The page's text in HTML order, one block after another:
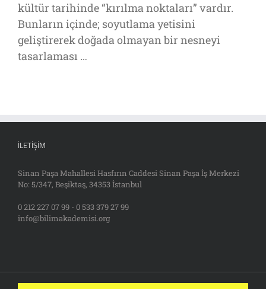
kültür tarihinde “kırılma noktaları” vardır.
Bunların içinde; soyutlama yetisini
geliştirerek doğada olmayan bir nesneyi
tasarlaması …
İLETIŞIM
Sinan Paşa Mahallesi Hasfırın Caddesi Sinan Paşa İş Merkezi
No: 5/347, Beşiktaş, 34353 İstanbul
0 212 227 07 99 - 0 533 379 27 99
info@bilimakademisi.org